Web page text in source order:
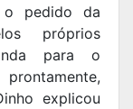
o pedido da
próprios
para o
explicou